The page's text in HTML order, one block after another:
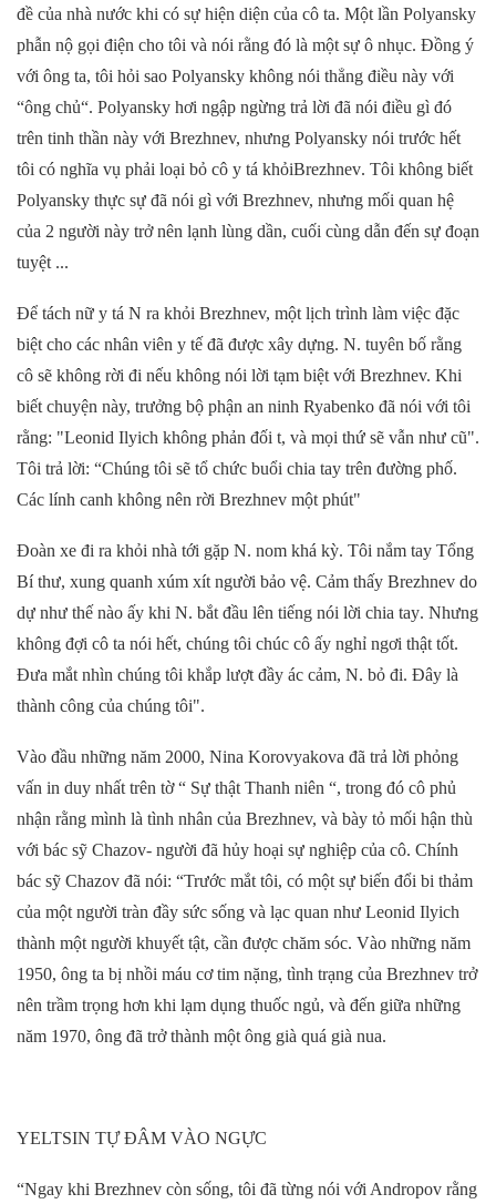
đề của nhà nước khi có sự hiện diện của cô ta. Mộtlần Polyansky
phẫn nộ gọi điện cho tôi và nói rằng đó là một sự ô nhục. Đồng ý
với ông ta, tôi hỏi sao Polyansky không nói thẳng điều này với
“ông chủ“. Polyansky hơi ngập ngừng trả lời đã nói điều gì đó
trên tinh thần này với Brezhnev, nhưng Polyansky nói trước hết
tôi có nghĩa vụ phải loại bỏ cô y tá khỏiBrezhnev. Tôi không biết
Polyansky thực sự đã nói gì với Brezhnev, nhưng mối quan hệ
của 2 người này trở nên lạnh lùng dần, cuối cùng dẫn đến sự đoạn
tuyệt...
Để tách nữ y tá N ra khỏi Brezhnev, một lịch trình làm việc đặc
biệt cho các nhân viên y tế đã được xây dựng. N. tuyên bố rằng
cô sẽ không rời đi nếu không nói lời tạm biệt với Brezhnev. Khi
biết chuyện này, trưởng bộ phận an ninh Ryabenko đã nói với tôi
rằng: "Leonid Ilyich không phản đối t, và mọi thứ sẽ vẫn như cũ".
Tôi trả lời: “Chúng tôi sẽ tổ chức buổi chia tay trên đường phố.
Các lính canh không nên rời Brezhnev một phút"
Đoàn xe đi ra khỏi nhà tới gặp N. nom khá kỳ. Tôi nắm tay Tổng
Bí thư, xung quanh xúm xít người bảo vệ. Cảm thấy Brezhnev do
dự như thế nào ấy khi N. bắt đầu lên tiếng nói lời chia tay. Nhưng
không đợi cô ta nói hết, chúng tôi chúc cô ấy nghỉ ngơi thật tốt.
Đưa mắt nhìn chúng tôi khắp lượt đầy ác cảm, N. bỏ đi. Đây là
thành công của chúng tôi".
Vào đầu những năm 2000, Nina Korovyakova đã trả lời phỏng
vấn in duy nhấttrên tờ “ Sự thật Thanh niên “, trong đó cô phủ
nhận rằng mình là tình nhân của Brezhnev, và bày tỏ mối hận thù
với bác sỹ Chazov- người đã hủy hoại sự nghiệp của cô. Chính
bác sỹ Chazov đã nói: “Trước mắt tôi, có một sự biến đổi bi thảm
của mộtngười tràn đầy sức sống và lạc quan như Leonid Ilyich
thành một người khuyết tật, cần được chăm sóc. Vào những năm
1950, ông ta bị nhồi máu cơ tim nặng, tình trạng của Brezhnev trở
nên trầm trọng hơn khi lạm dụng thuốc ngủ, và đến giữa những
năm 1970, ông đã trở thành một ông già quá già nua.
YELTSIN TỰ ĐÂM VÀO NGỰC
“Ngay khi Brezhnev còn sống, tôi đã từng nói với Andropov rằng